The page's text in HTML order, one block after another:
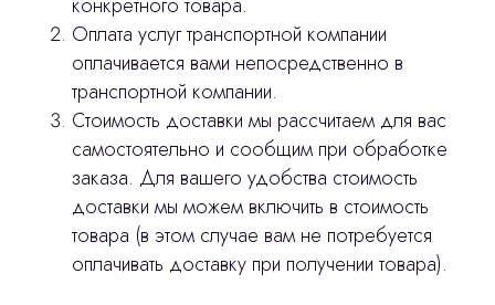
Оплата услуг транспортной компании
оплачивается вами непосредственно в
транспортной компании.
Стоимость доставки мы рассчитаем для вас
самостоятельно и сообщим при обработке
заказа. Для вашего удобства стоимость
доставки мы можем включить в стоимость
товара (в этом случае вам не потребуется
оплачивать доставку при получении товара).
Лицензирование
Изготовление хирургических шаблонов
Политика конфиденциальности
Контакты
stasicus